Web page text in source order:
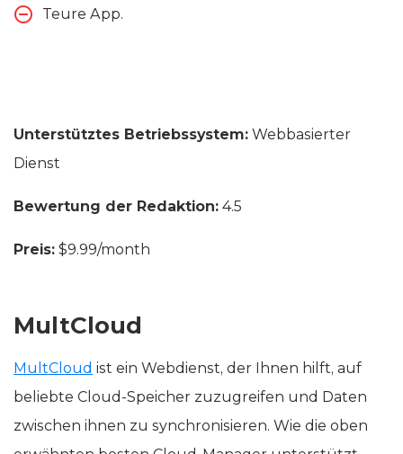
Teure App.
Unterstütztes Betriebssystem: Webbasierter
Dienst
Bewertung der Redaktion: 4.5
Preis: $9.99/month
MultCloud
MultCloud ist ein Webdienst, der Ihnen hilft, auf
beliebte Cloud-Speicher zuzugreifen und Daten
zwischen ihnen zu synchronisieren. Wie die oben